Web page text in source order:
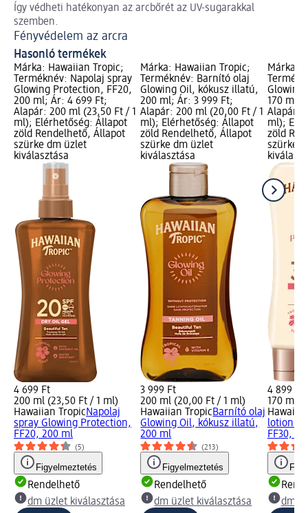
Így védheti hatékonyan az arcbőrét az UV-sugarakkal
szemben.
Fényvédelem az arcra
Hasonló termékek
Márka: Hawaiian Tropic;
Terméknév: Napolaj spray
Glowing Protection, FF20,
200 ml; Ár: 4 699 Ft;
Alapár: 200 ml (23,50 Ft / 1
ml); Elérhetőség: Állapot
zöld Rendelhető, Állapot
szürke dm üzlet
kiválasztása
4 699 Ft
200 ml (23,50 Ft / 1 ml)
Hawaiian TropicNapolaj
spray Glowing Protection,
FF20, 200 ml
(5)
Figyelmeztetés
Rendelhető
dm üzlet kiválasztása
Márka: Hawaiian Tropic;
Terméknév: Barnító olaj
Glowing Oil, kókusz illatú,
200 ml; Ár: 3 999 Ft;
Alapár: 200 ml (20,00 Ft / 1
ml); Elérhetőség: Állapot
zöld Rendelhető, Állapot
szürke dm üzlet
kiválasztása
3 999 Ft
200 ml (20,00 Ft / 1 ml)
Hawaiian TropicBarnító olaj
Glowing Oil, kókusz illatú,
200 ml
(213)
Figyelmeztetés
Rendelhető
dm üzlet kiválasztása
Márka:
Glowing
170 ml;
Alapár:
ml);
zöld
szürke
4 899 Ft
170 ml
lotion
FF30,
dm